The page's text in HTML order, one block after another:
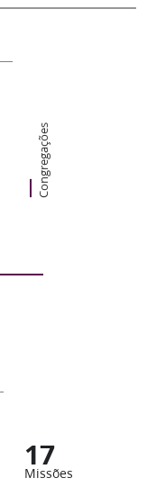
Congregações
17
Missões